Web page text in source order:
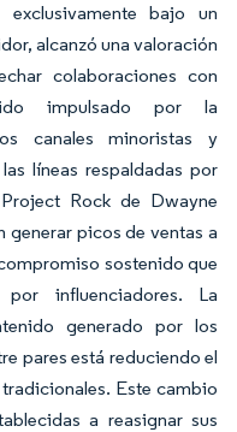
bajo un
alcanzó una valoración
colaboraciones con
impulsado por la
canales minoristas y
líneas respaldadas por
Rock de Dwayne
generar picos de ventas a
sostenido que
influenciadores. La
generado por los
pares está reduciendo el
Este cambio
a reasignar sus